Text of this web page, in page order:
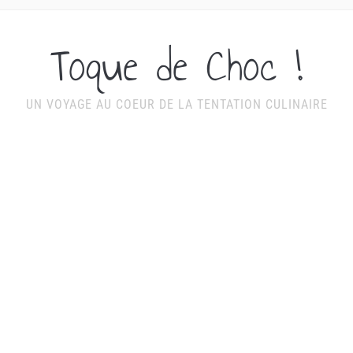
Toque de Choc !
UN VOYAGE AU COEUR DE LA TENTATION CULINAIRE